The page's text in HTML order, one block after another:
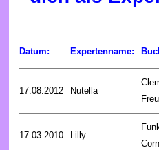
Datum: Expertenname:
17.08.2012 Nutella
17.03.2010 Lilly